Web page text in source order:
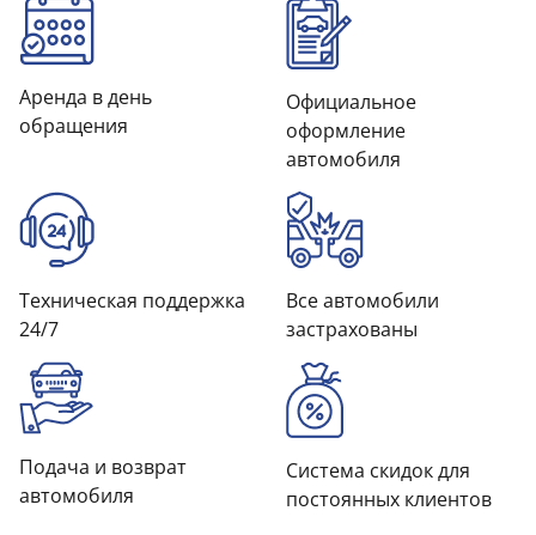
Аренда в день
обращения
Официальное
оформление
автомобиля
Техническая поддержка
24/7
Все автомобили
застрахованы
Подача и возврат
автомобиля
Система скидок для
постоянных клиентов